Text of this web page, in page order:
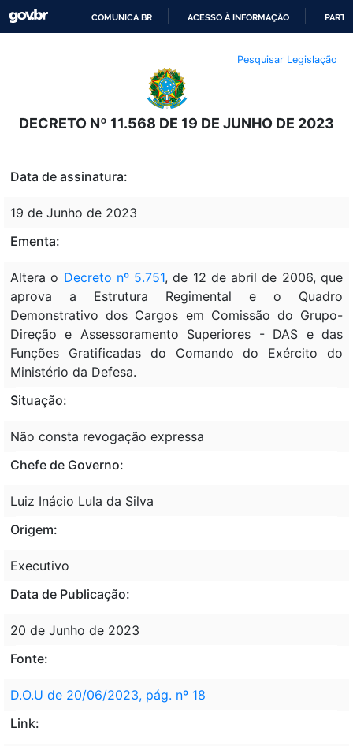
O
CONTEÚDO
COMUNICA BR ACESSO À INFORMAÇÃO
Pesquisar Legislação
DECRETO Nº 11.568 DE 19 DE JUNHO DE 2023
Data de assinatura:
19 de Junho de 2023
Ementa:
Altera o Decreto nº 5.751, de 12 de abril de 2006, que
aprova a Estrutura Regimental e o Quadro
Demonstrativo dos Cargos em Comissão do Grupo-
Direção e Assessoramento Superiores - DAS e das
Funções Gratificadas do Comando do Exército do
Ministério da Defesa.
Situação:
Não consta revogação expressa
Chefe de Governo:
Luiz Inácio Lula da Silva
Origem:
Executivo
Data de Publicação:
20 de Junho de 2023
Fonte:
D.O.U de 20/06/2023, pág. nº 18
Link: